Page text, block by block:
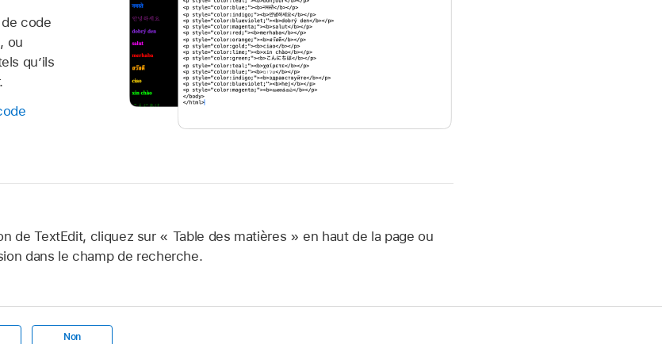
code
ou
qu’ils
de TextEdit, cliquez sur « Table des matières » en haut de la page ou
dans le champ de recherche.
Non